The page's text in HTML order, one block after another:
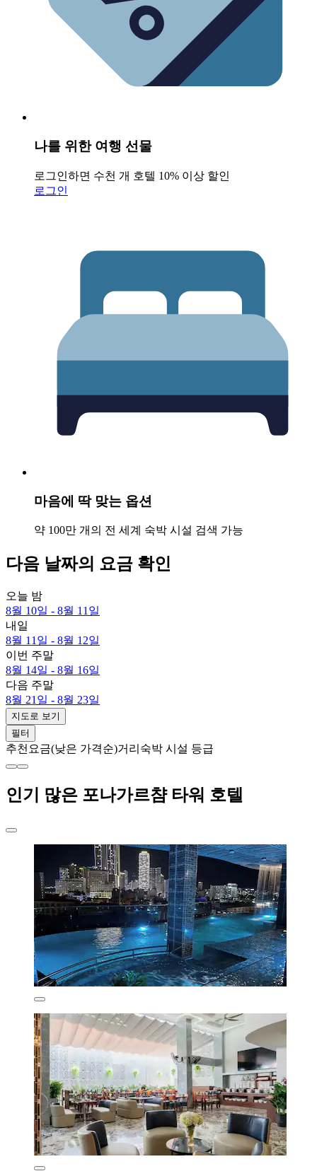
나를 위한 여행 선물
로그인하면 수천 개 호텔 10% 이상 할인
로그인
마음에 딱 맞는 옵션
약 100만 개의 전 세계 숙박 시설 검색 가능
다음 날짜의 요금 확인
오늘 밤
8월 10일 - 8월 11일
내일
8월 11일 - 8월 12일
이번 주말
8월 14일 - 8월 16일
다음 주말
8월 21일 - 8월 23일
지도로 보기
필터
추천 요금(낮은 가격순)거리 숙박 시설 등급
인기 많은 포나가르챰 타워 호텔